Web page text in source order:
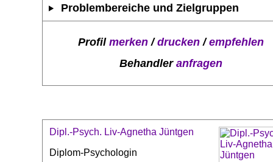
Problembereiche und Zielgruppen
Profil merken/drucken/empfehlen
Behandler anfragen
Dipl.-Psych. Liv-Agnetha Jüntgen
Diplom-Psychologin